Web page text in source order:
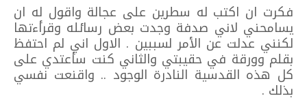
فكرت ان اكتب له سطرين على عجالة واقول له ان
يسامحني لاني صدفة وجدت بعض رسائله وقرأءتها
لكنني عدلت عن الأمر لسببين . الاول اني لم احتفظ
بقلم وورقة في حقيبتي والثاني كنت سأعتدي على
كل هذه القدسية النادرة الوجود .. واقنعت نفسي
بذلك .